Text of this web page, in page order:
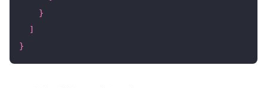
}
]
}